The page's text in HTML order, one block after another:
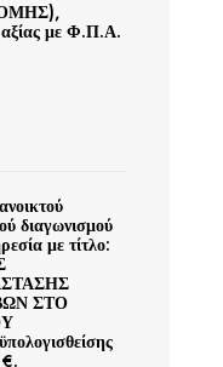
αξίας με Φ.Π.Α.
διαγωνισμού
με τίτλο:
ΣΤΟ